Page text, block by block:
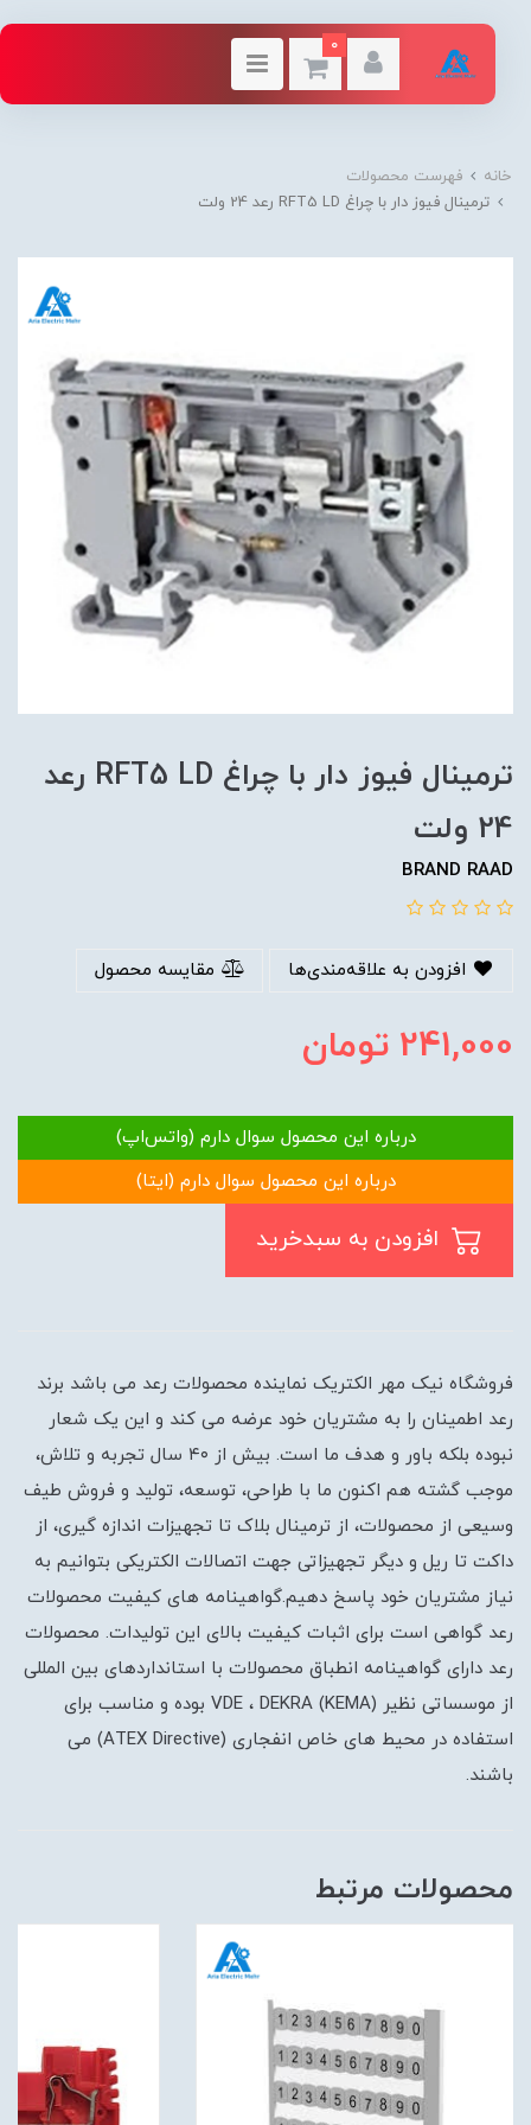
0
خانه
فهرست محصولات
ترمينال فيوز دار با چراغ RFT5 LD رعد 24 ولت
ترمينال فيوز دار با چراغ RFT5 LD رعد
24 ولت
BRAND RAAD
افزودن به علاقه‌مندی‌ها مقایسه محصول
241,000تومان
درباره این محصول سوال دارم (واتس‌اپ)
درباره این محصول سوال دارم (ایتا)
فروشگاه نیک مهر الکتریک نماینده محصولات رعد می باشد برند
رعد اطمینان را به مشتریان خود عرضه می کند و این یک شعار
نبوده بلکه باور و هدف ما است. بیش از ۴۰ سال تجربه و تلاش،
موجب گشته هم اکنون ما با طراحی، توسعه، تولید و فروش طیف
وسیعی از محصولات، از ترمینال بلاک تا تجهیزات اندازه گیری، از
داکت تا ریل و دیگر تجهیزاتی جهت اتصالات الکتریکی بتوانیم به
نیاز مشتریان خود پاسخ دهیم.گواهینامه های کیفیت محصولات
رعد گواهی است برای اثبات کیفیت بالای این تولیدات. محصولات
رعد دارای گواهینامه انطباق محصولات با استانداردهای بین المللی
از موسساتی نظیر (VDE ، DEKRA (KEMA بوده و مناسب برای
استفاده در محیط های خاص انفجاری (ATEX Directive) می
باشند.
محصولات مرتبط